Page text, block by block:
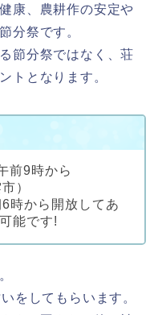
康、農耕作の安定や
分祭です。
節分祭ではなく、荘
トとなります。
前9時から
）
時から開放してあ
能です!
をしてもらいます。